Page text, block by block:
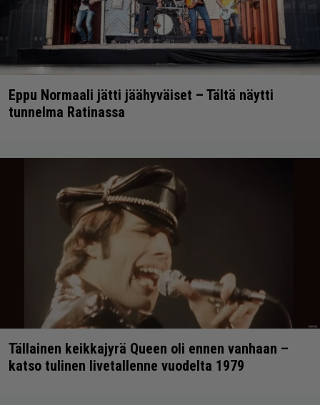
Eppu Normaali jätti jäähyväiset – Tältä näytti
tunnelma Ratinassa
Tällainen keikkajyrä Queen oli ennen vanhaan –
katso tulinen livetallenne vuodelta 1979